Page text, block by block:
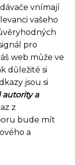
vnímají
vašeho
pro
web může ve
důležité si
jsou si
autority a
z
bude mít
a